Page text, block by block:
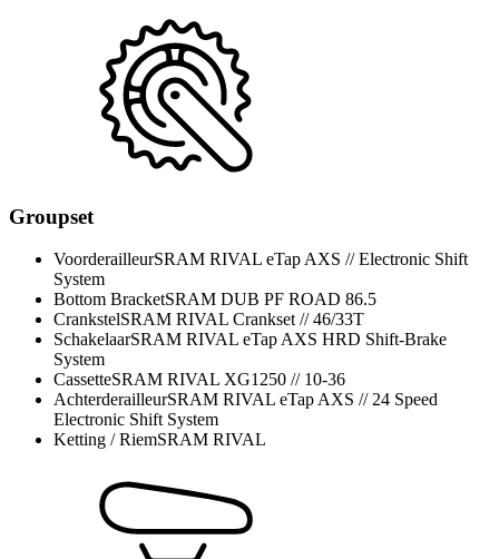
Groupset
VoorderailleurSRAM RIVAL eTap AXS // Electronic Shift
System
Bottom BracketSRAM DUB PF ROAD 86.5
CrankstelSRAM RIVAL Crankset // 46/33T
SchakelaarSRAM RIVAL eTap AXS HRD Shift-Brake
System
CassetteSRAM RIVAL XG1250 // 10-36
AchterderailleurSRAM RIVAL eTap AXS // 24 Speed
Electronic Shift System
Ketting / RiemSRAM RIVAL